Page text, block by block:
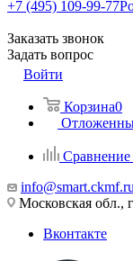
+7 (495) 109-99-77
Заказать звонок
Задать вопрос
Войти
Корзина0
Сравнение
info@smart.ckmf.ru
Московская обл.,
Вконтакте